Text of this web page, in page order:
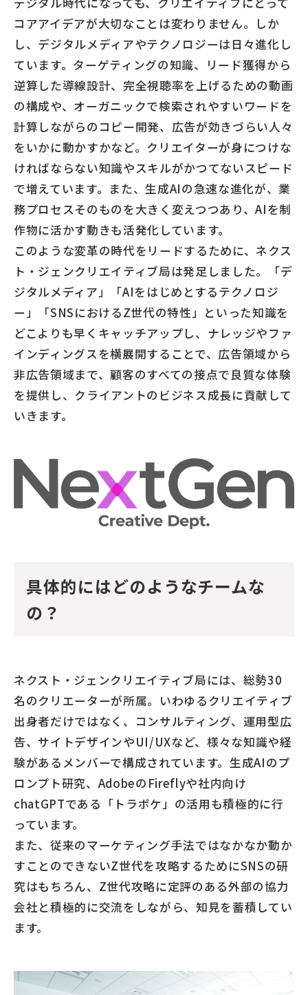
コアアイデアが大切なことは変わりません。しか
し、デジタルメディアやテクノロジーは日々進化し
ています。ターゲティングの知識、リード獲得から
逆算した導線設計、完全視聴率を上げるための動画
の構成や、オーガニックで検索されやすいワードを
計算しながらのコピー開発、広告が効きづらい人々
をいかに動かすかなど。クリエイターが身につけな
ければならない知識やスキルがかつてないスピード
で増えています。また、生成AIの急速な進化が、業
務プロセスそのものを大きく変えつつあり、AIを制
作物に活かす動きも活発化しています。
このような変革の時代をリードするために、ネクス
ト・ジェンクリエイティブ局は発足しました。「デ
ジタルメディア」「AIをはじめとするテクノロジ
ー」「SNSにおけるZ世代の特性」といった知識を
どこよりも早くキャッチアップし、ナレッジやファ
インディングスを横展開することで、広告領域から
非広告領域まで、顧客のすべての接点で良質な体験
を提供し、クライアントのビジネス成長に貢献して
いきます。
具体的にはどのようなチームな
の？
ネクスト・ジェンクリエイティブ局には、総勢30
名のクリエーターが所属。いわゆるクリエイティブ
出身者だけではなく、コンサルティング、運用型広
告、サイトデザインやUI/UXなど、様々な知識や経
験があるメンバーで構成されています。生成AIのプ
ロンプト研究、AdobeのFireflyや社内向け
chatGPTである「トラポケ」の活用も積極的に行
っています。
また、従来のマーケティング手法ではなかなか動か
すことのできないZ世代を攻略するためにSNSの研
究はもちろん、Z世代攻略に定評のある外部の協力
会社と積極的に交流をしながら、知見を蓄積してい
ます。